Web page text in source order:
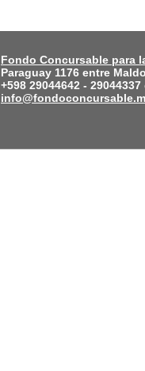
Fondo Concursable para
Paraguay 1176 entre
+598 29044642 -